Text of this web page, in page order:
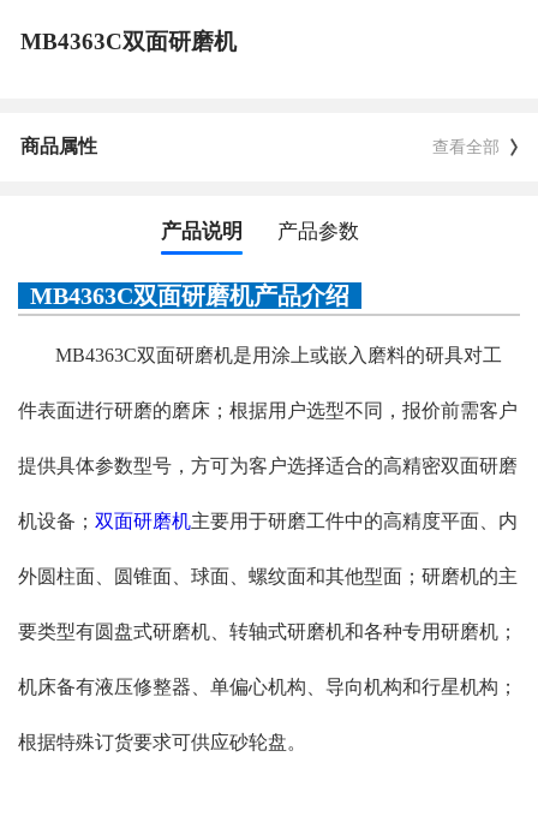
MB4363C双面研磨机
商品属性 查看全部
产品说明 产品参数
MB4363C双面研磨机产品介绍
MB4363C双面研磨机是用涂上或嵌入磨料的研具对工
件表面进行研磨的磨床；根据用户选型不同，报价前需客户
提供具体参数型号，方可为客户选择适合的高精密双面研磨
机设备； 双面研磨机主要用于研磨工件中的高精度平面、内
外圆柱面、圆锥面、球面、螺纹面和其他型面；研磨机的主
要类型有圆盘式研磨机、转轴式研磨机和各种专用研磨机；
机床备有液压修整器、单偏心机构、导向机构和行星机构；
根据特殊订货要求可供应砂轮盘。